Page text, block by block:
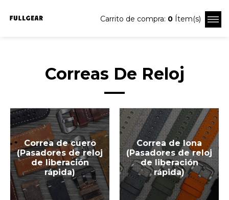
Carrito de compra: 0 Ítem(s)
Correas De Reloj
Correa de cuero
(Pasadores de reloj
de liberación
rápida)
Correa de lona
(Pasadores de reloj
de liberación
rápida)